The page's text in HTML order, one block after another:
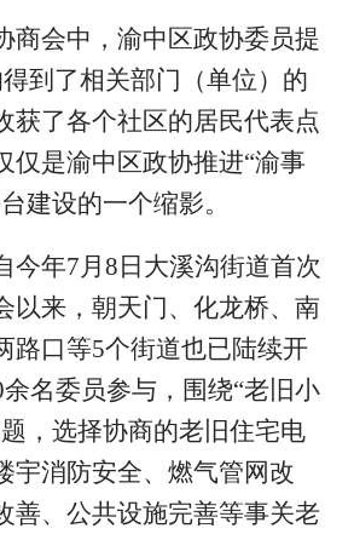
商会中，渝中区政协委员提
到了相关部门（单位）的
获了各个社区的居民代表点
仅是渝中区政协推进“渝事
建设的一个缩影。
今年7月8日大溪沟街道首次
以来，朝天门、化龙桥、南
路口等5个街道也已陆续开
名委员参与，围绕“老旧小
，选择协商的老旧住宅电
宇消防安全、燃气管网改
善、公共设施完善等事关老